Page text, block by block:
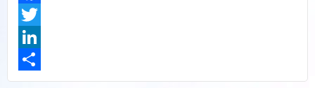
Facebook
Twitter
LinkedIn
Share